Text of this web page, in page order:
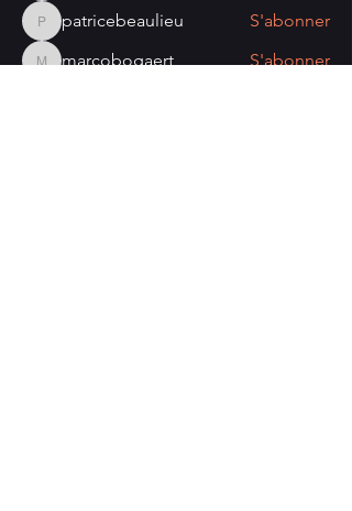
patricebeaulieu
patricebeaulieu S'abonner
marcobogaert
marcobogaert S'abonner